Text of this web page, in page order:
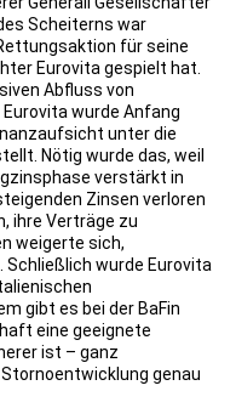
Scheiterns war
für seine
Eurovita gespielt hat.
Abfluss von
wurde Anfang
unter die
Nötig wurde das, weil
verstärkt in
Zinsen verloren
ihre Verträge zu
weigerte sich,
wurde Eurovita
gibt es bei der BaFin
eine geeignete
ist – ganz
genau